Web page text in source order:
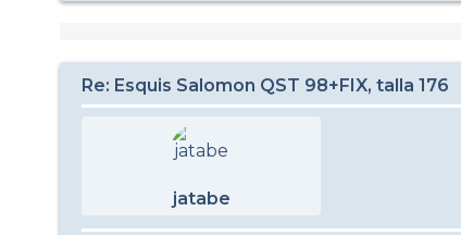
Re: Esquis Salomon QST 98+FIX, talla 176
jatabe